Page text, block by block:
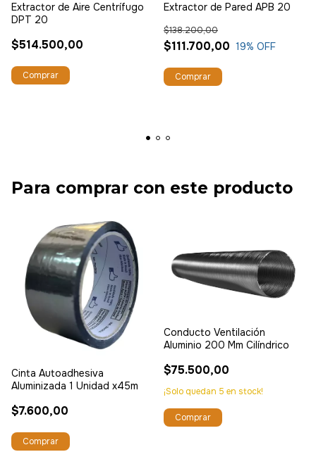
Extractor de Aire Centrífugo
DPT 20
$514.500,00
Extractor de Pared APB 20
$111.700,00
$138.200,00
19% OFF
Para comprar con este producto
Cinta Autoadhesiva
Aluminizada 1 Unidad x45m
$7.600,00
Conducto Ventilación
Aluminio 200 Mm Cilíndrico
$75.500,00
¡Solo quedan 5 en stock!